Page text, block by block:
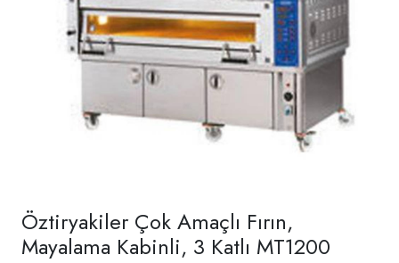
Öztiryakiler Çok Amaçlı Fırın,
Mayalama Kabinli, 3 Katlı MT1200